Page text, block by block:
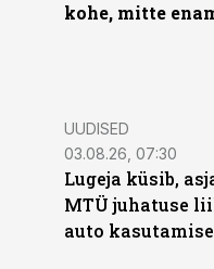
kohe, mitte
UUDISED
03.08.26, 07:30
Lugeja küsib,
MTÜ juhatuse
auto